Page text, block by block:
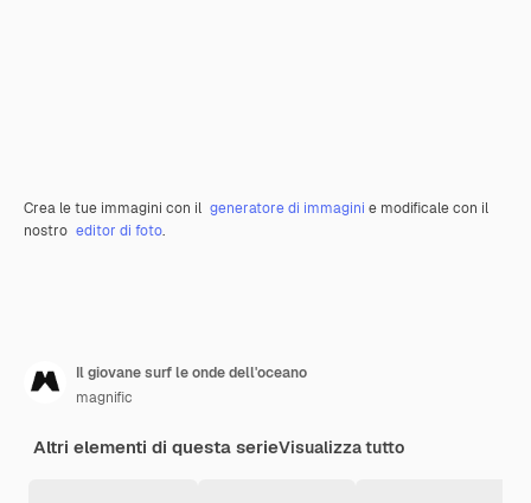
Crea le tue immagini con il generatore di immagini e modificale con il
nostro editor di foto.
Il giovane surf le onde dell'oceano
magnific
Altri elementi di questa serieVisualizza tutto